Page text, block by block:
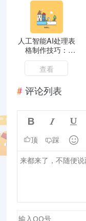
人工智能AI处理表
格制作技巧：
Excel/WPS三秒
做表，大神到小白
查看
评论列表
  
顶 踩 